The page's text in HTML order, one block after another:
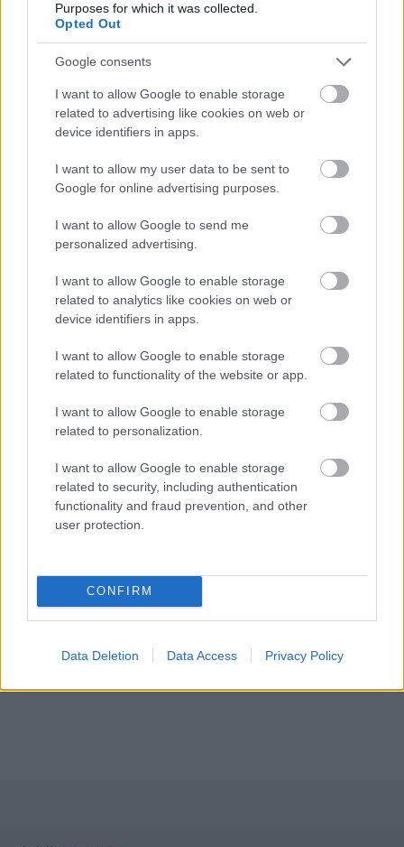
Purposes for which it was collected.
Opted Out
Google consents
I want to allow Google to enable storage
related to advertising like cookies on web or
device identifiers in apps.
I want to allow my user data to be sent to
Google for online advertising purposes.
I want to allow Google to send me
personalized advertising.
I want to allow Google to enable storage
related to analytics like cookies on web or
device identifiers in apps.
I want to allow Google to enable storage
related to functionality of the website or app.
I want to allow Google to enable storage
related to personalization.
I want to allow Google to enable storage
related to security, including authentication
functionality and fraud prevention, and other
user protection.
CONFIRM
Data Deletion Data Access Privacy Policy
Willisgyakori vendége hazánknak, fellépett már
Budapesten, Székesfehérváron, Pécsen, Debrecenben